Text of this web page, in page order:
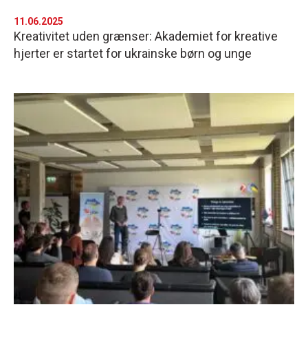
Kreativitet uden grænser: Akademiet for kreative
hjerter er startet for ukrainske børn og unge
11.06.2025